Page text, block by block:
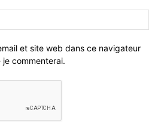
et site web dans ce navigateur
commenterai.